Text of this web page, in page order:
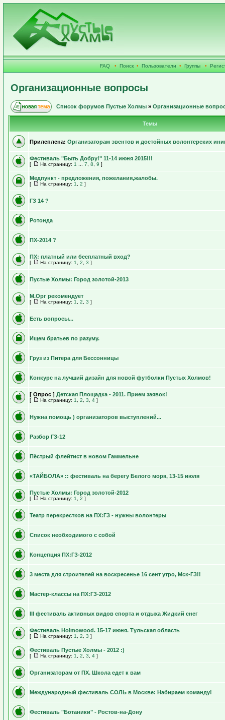
FAQ • Поиск • Пользователи • Группы •
Организационные вопросы
Список форумов Пустые Холмы » Организационные
Темы
Прилеплена: Организаторам эвентов и достойных волонтерских
Фестиваль "Быть Добру!" 11-14 июня 2015!!!
[ На страницу: 1 7 8 9 ]
Медпункт - предложения, пожелания,жалобы.
[ На страницу: 1 2 ]
ГЗ 14 ?
Ротонда
ПХ-2014 ?
ПХ: платный или бесплатный вход?
[ На страницу: 1 2 3 ]
Пустые Холмы: Город золотой-2013
М.Орг рекомендует
[ На страницу: 1 2 3 ]
Есть вопросы...
Ищем братьев по разуму.
Груз из Питера для Бессонницы
Конкурс на лучший дизайн для новой футболки Пустых Холмов!
[ Опрос ] Детская Площадка - 2011. Прием заявок!
[ На страницу: 1 2 3 4 ]
Нужна помощь ) организаторов выступлений...
Разбор ГЗ-12
Пёстрый флейтист в новом Гаммельне
«ТАЙБОЛА» :: фестиваль на берегу Белого моря, 13-15 июля
Пустые Холмы: Город золотой-2012
[ На страницу: 1 2 ]
Театр перекрестков на ПХ:ГЗ - нужны волонтеры
Список необходимого с собой
Концепция ПХ:ГЗ-2012
3 места для строителей на воскресенье 16 сент утро, Мск-ГЗ!!
Мастер-классы на ПХ:ГЗ-2012
III фестиваль активных видов спорта и отдыха Жидкий снег
Фестиваль Holmowood. 15-17 июня. Тульская область
[ На страницу: 1 2 3 ]
Фестиваль Пустые Холмы - 2012 :)
[ На страницу: 1 2 3 4 ]
Организаторам от ПХ. Школа едет к вам
Международный фестиваль СОЛЬ в Москве: Набираем команду!
Фестиваль "Ботаники" - Ростов-на-Дону